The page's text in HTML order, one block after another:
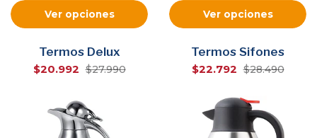
Ver opciones
Termos Delux
$20.992 $27.990
Ver opciones
Termos Sifones
$22.792 $28.490